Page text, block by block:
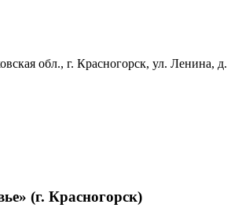
обл., г. Красногорск, ул. Ленина, д.
(г. Красногорск)